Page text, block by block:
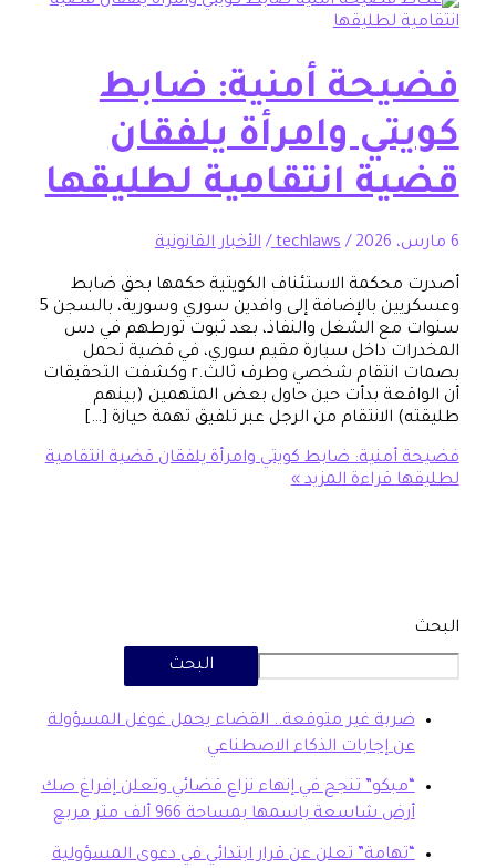
أمنية: ضابط
وامرأة يلفقان
انتقامية لطليقها
/
techlaws
/الأخبار القانونية
الاستئناف الكويتية حكمها بحق ضابط
وعسكريين بالإضافة إلى وافدين سوري وسورية، بالسجن 5
الشغل والنفاذ، بعد ثبوت تورطهم في دس
داخل سيارة مقيم سوري، في قضية تحمل
بصمات انتقام شخصي وطرف ثالث.r وكشفت التحقيقات
بدأت حين حاول بعض المتهمين (بينهم
الانتقام من الرجل عبر تلفيق تهمة حيازة […]
ضابط كويتي وامرأة يلفقان قضية انتقامية
قراءة المزيد »
غير متوقعة.. القضاء يحمل غوغل المسؤولة
إجابات الذكاء الاصطناعي
تنجح في إنهاء نزاع قضائي وتعلن إفراغ صك
شاسعة باسمها بمساحة 966 ألف متر مربع
تعلن عن قرار ابتدائي في دعوى المسؤولية